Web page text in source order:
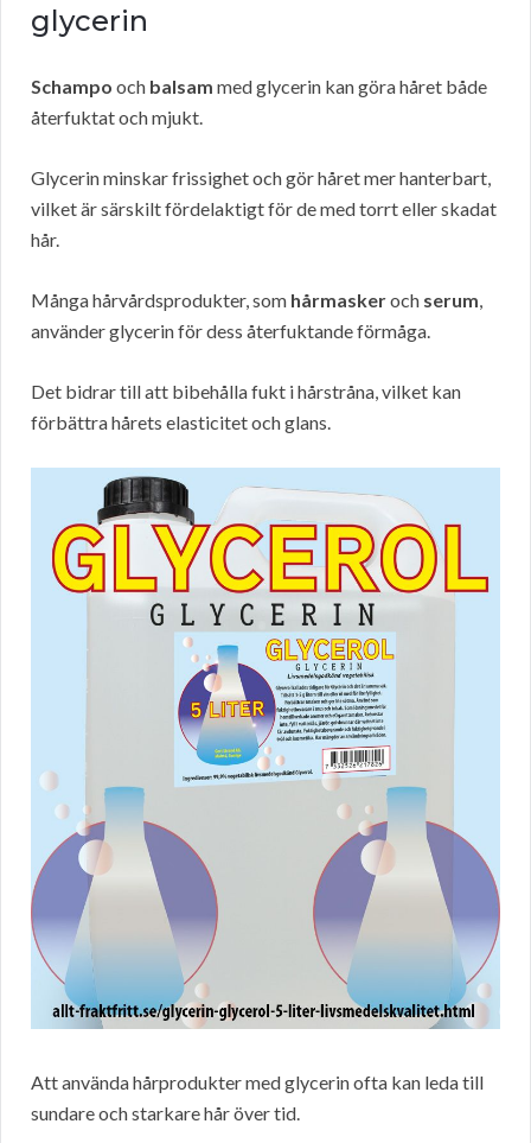
glycerin
Schampo och balsam med glycerin kan göra håret både
återfuktat och mjukt.
Glycerin minskar frissighet och gör håret mer hanterbart,
vilket är särskilt fördelaktigt för de med torrt eller skadat
hår.
Många hårvårdsprodukter, som hårmaskeroch serum,
använder glycerin för dess återfuktande förmåga.
Det bidrar till att bibehålla fukt i hårstråna, vilket kan
förbättra hårets elasticitet och glans.
Att använda hårprodukter med glycerin ofta kan leda till
sundare och starkare hår över tid.